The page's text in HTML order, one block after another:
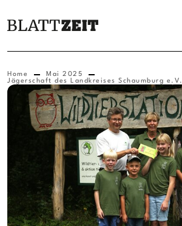
Home
Mai 2025
Jägerschaft des Landkreises Schaumburg e.V.